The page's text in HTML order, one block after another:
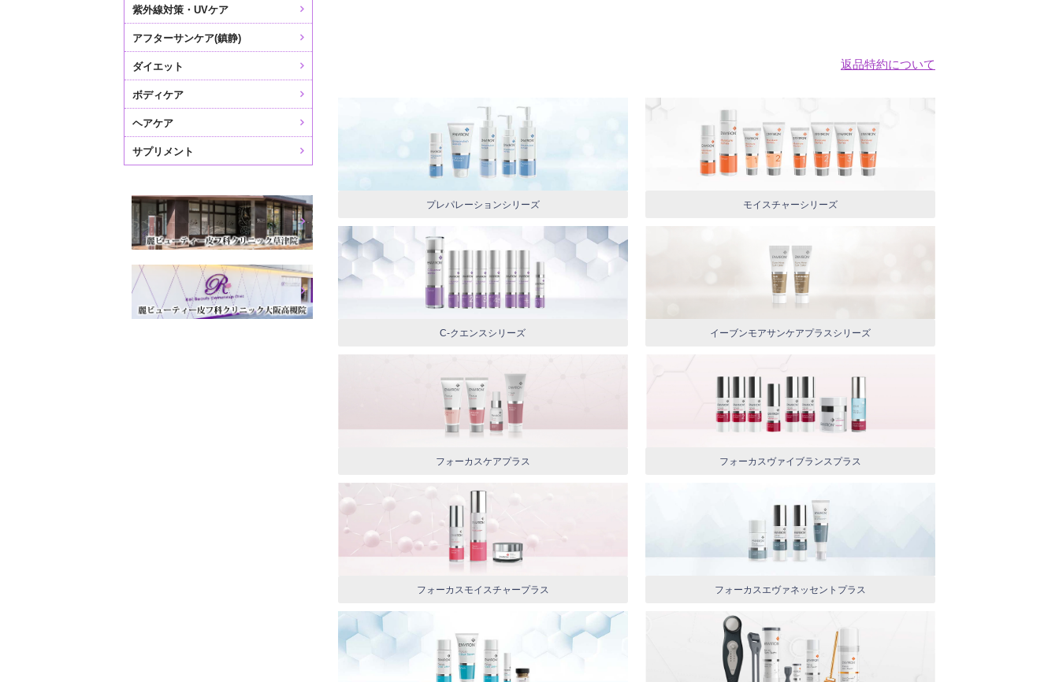
返品特約について
プレパレーションシリーズ モイスチャーシリーズ
C-クエンスシリーズ イーブンモアサンケアプラスシリーズ
フォーカスケアプラス フォーカスヴァイブランスプラス
フォーカスモイスチャープラス フォーカスエヴァネッセントプラス
紫外線対策・UVケア
アフターサンケア(鎮静)
ダイエット
ボディケア
ヘアケア
サプリメント